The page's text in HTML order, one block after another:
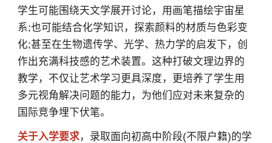
学生可能围绕天文学展开讨论，用画笔描绘宇宙星
系;也可能结合化学知识，探索颜料的材质与色彩变
化;甚至在生物遗传学、光学、热力学的启发下，创
作出充满科技感的艺术装置。这种打破文理边界的
教学，不仅让艺术学习更具深度，更培养了学生用
多元视角解决问题的能力，为他们应对未来复杂的
国际竞争埋下伏笔。
关于入学要求，录取面向初高中阶段(不限户籍)的学